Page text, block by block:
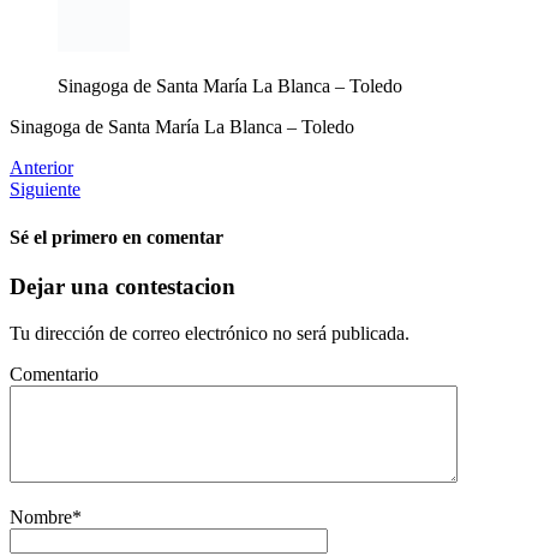
Sinagoga de Santa María La Blanca – Toledo
Sinagoga de Santa María La Blanca – Toledo
Anterior
Siguiente
Sé el primero en comentar
Dejar una contestacion
Tu dirección de correo electrónico no será publicada.
Comentario
Nombre*